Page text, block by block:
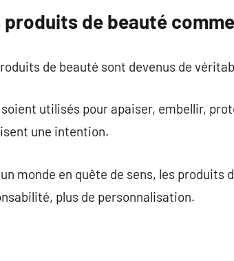
produits de beauté
de beauté sont devenus de
soient utilisés pour apaiser, embellir,
une intention.
monde en quête de sens, les
plus de personnalisation.